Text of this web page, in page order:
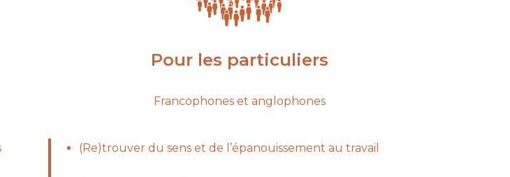
Pour les particuliers
Francophones et anglophones
(Re)trouver du sens et de l’épanouissement au travail